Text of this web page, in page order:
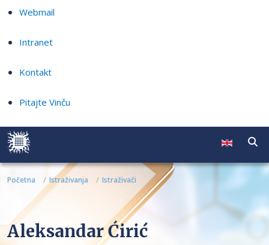
Webmail
Intranet
Kontakt
Pitajte Vinču
Početna Istraživanja Istraživači
Aleksandar Ćirić